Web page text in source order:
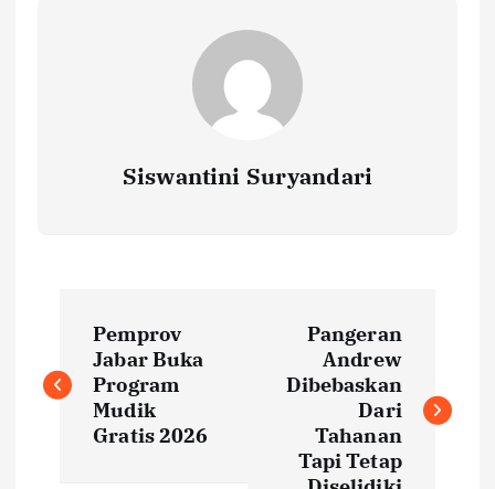
Siswantini Suryandari
o
Pemprov
Jabar Buka
Program
Mudik
Gratis 2026
Pangeran
Andrew
Dibebaskan
Dari
Tahanan
Tapi Tetap